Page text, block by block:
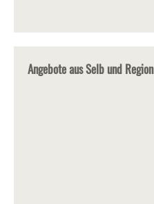
Angebote aus Selb und Region